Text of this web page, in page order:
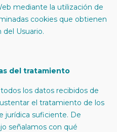
mediante la utilización de
cookies que obtienen
Usuario.
del tratamiento
los datos recibidos de
el tratamiento de los
jurídica suficiente. De
señalamos con qué